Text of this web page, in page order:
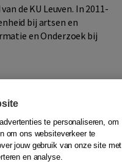
de KU Leuven. In 2011-
bij artsen en
en Onderzoek bij
te personaliseren, om
om ons websiteverkeer te
jouw gebruik van onze site met
en analyse.